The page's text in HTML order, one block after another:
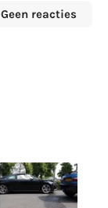
Geen reacties